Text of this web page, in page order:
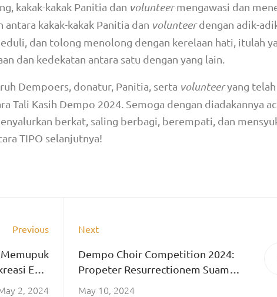
kakak-kakak Panitia dan volunteermengawasi dan
kakak-kakak Panitia dan volunteerdengan adik-
dan tolong menolong dengan kerelaan hati, itulah
dan kedekatan antara satu dengan yang lain.
Dempoers, donatur, Panitia, serta volunteeryang telah
Tali Kasih Dempo 2024. Semoga dengan diadakannya
berkat, saling berbagi, berempati, dan
TIPO selanjutnya!
Previous
Epik
2, 2024
Next
Dempo Choir Competition 2024:
Propeter Resurrectionem Suam
May 10, 2024